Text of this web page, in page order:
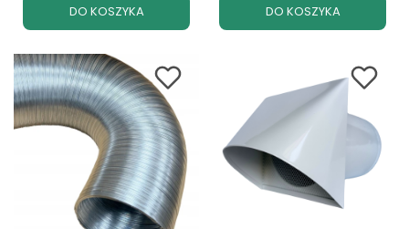
DO KOSZYKA DO KOSZYKA